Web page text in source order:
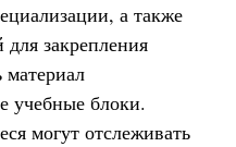
а также
для закрепления
материал
учебные блоки.
могут отслеживать